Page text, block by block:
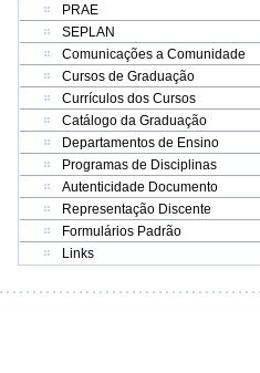
PRAE
SEPLAN
Comunicações a Comunidade
Cursos de Graduação
Currículos dos Cursos
Catálogo da Graduação
Departamentos de Ensino
Programas de Disciplinas
Autenticidade Documento
Representação Discente
Formulários Padrão
Links